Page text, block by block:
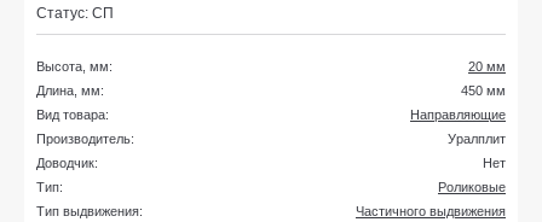
Статус: СП
Высота, мм:
20 мм
Длина, мм:
450 мм
Вид товара:
Направляющие
Производитель:
Уралплит
Доводчик:
Нет
Тип:
Роликовые
Тип выдвижения:
Частичного выдвижения